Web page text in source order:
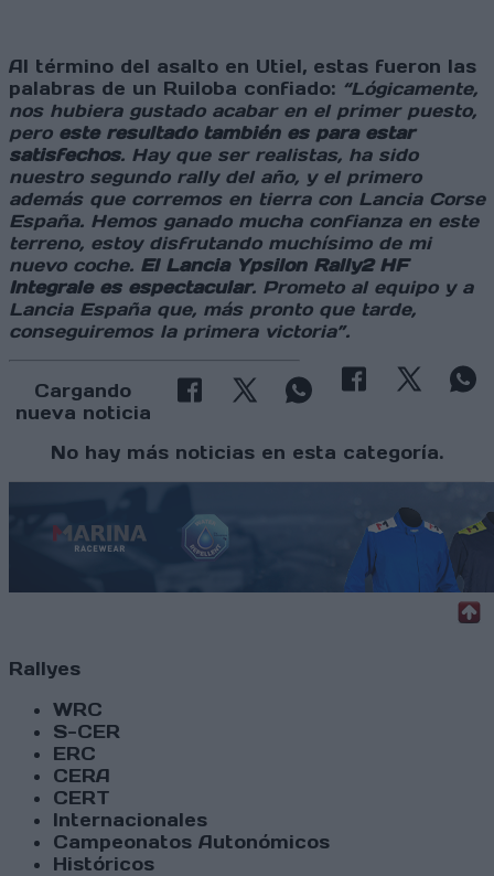
Al término del asalto en Utiel, estas fueron las
palabras de un Ruiloba confiado: “Lógicamente,
nos hubiera gustado acabar en el primer puesto,
peroeste resultado también es para estar
satisfechos. Hay que ser realistas, ha sido
nuestro segundo rally del año, y el primero
además que corremos en tierra con Lancia Corse
España. Hemos ganado mucha confianza en este
terreno, estoy disfrutando muchísimo de mi
nuevo coche. El Lancia Ypsilon Rally2 HF
Integrale es espectacular. Prometo al equipo y a
Lancia España que, más pronto que tarde,
conseguiremos la primera victoria”.
Cargando
nueva noticia
No hay más noticias en esta categoría.
Rallyes
WRC
S-CER
ERC
CERA
CERT
Internacionales
Campeonatos Autonómicos
Históricos